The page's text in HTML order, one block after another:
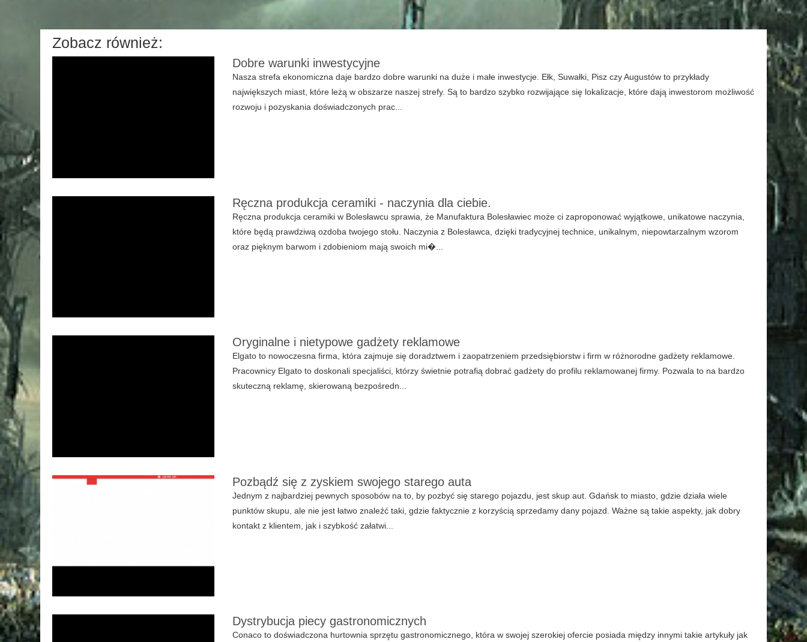
Zobacz również:
Dobre warunki inwestycyjne
Nasza strefa ekonomiczna daje bardzo dobre warunki na duże i małe inwestycje. Ełk, Suwałki, Pisz czy Augustów to przykłady
największych miast, które leżą w obszarze naszej strefy. Są to bardzo szybko rozwijające się lokalizacje, które dają inwestorom możliwość
rozwoju i pozyskania doświadczonych prac...
Ręczna produkcja ceramiki - naczynia dla ciebie.
Ręczna produkcja ceramiki w Bolesławcu sprawia, że Manufaktura Bolesławiec może ci zaproponować wyjątkowe, unikatowe naczynia,
które będą prawdziwą ozdoba twojego stołu. Naczynia z Bolesławca, dzięki tradycyjnej technice, unikalnym, niepowtarzalnym wzorom
oraz pięknym barwom i zdobieniom mają swoich mi�...
Oryginalne i nietypowe gadżety reklamowe
Elgato to nowoczesna firma, która zajmuje się doradztwem i zaopatrzeniem przedsiębiorstw i firm w różnorodne gadżety reklamowe.
Pracownicy Elgato to doskonali specjaliści, którzy świetnie potrafią dobrać gadżety do profilu reklamowanej firmy. Pozwala to na bardzo
skuteczną reklamę, skierowaną bezpośredn...
Pozbądź się z zyskiem swojego starego auta
Jednym z najbardziej pewnych sposobów na to, by pozbyć się starego pojazdu, jest skup aut. Gdańsk to miasto, gdzie działa wiele
punktów skupu, ale nie jest łatwo znaleźć taki, gdzie faktycznie z korzyścią sprzedamy dany pojazd. Ważne są takie aspekty, jak dobry
kontakt z klientem, jak i szybkość załatwi...
Dystrybucja piecy gastronomicznych
Conaco to doświadczona hurtownia sprzętu gastronomicznego, która w swojej szerokiej ofercie posiada między innymi takie artykuły jak